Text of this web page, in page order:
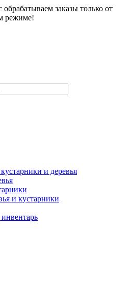
обрабатываем заказы только от
режиме!
и деревья
и кустарники